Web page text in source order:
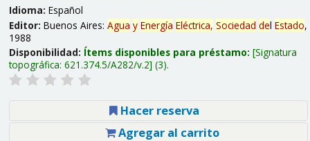
Idioma: Español
Editor: Buenos Aires: Agua y Energía Eléctrica, Sociedad del Estado,
1988
Disponibilidad: Ítems disponibles para préstamo: Signatura
topográfica: 621.374.5/A282/v.2 (3).
Hacer reserva
Agregar al carrito